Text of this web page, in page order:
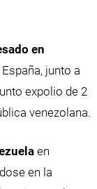
en
junto a
expolio de 2
venezolana.
en
en la